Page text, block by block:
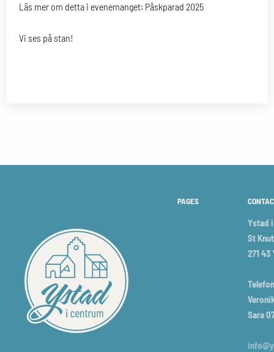
Läs mer om detta i evenemanget: Påskparad 2025
Vi ses på stan!
PAGES
Ystad
St
271 43
Sara